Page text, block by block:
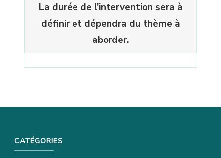
La durée de l’intervention sera à
définir et dépendra du thème à
aborder.
CATÉGORIES